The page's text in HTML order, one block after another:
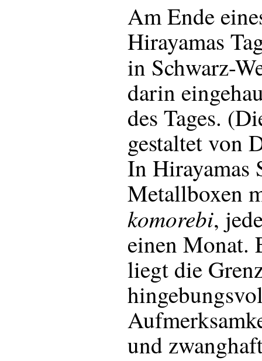
Am Ende
Hirayamas
in Schwarz-
darin
des Tages.
gestaltet von
In Hirayamas
Metallboxen
komorebi,
einen Monat.
liegt die
und